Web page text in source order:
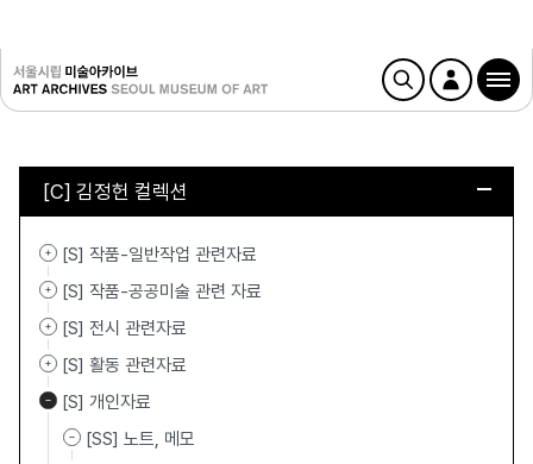
[C] 김정헌 컬렉션
[S] 작품-일반작업 관련자료
[S] 작품-공공미술 관련 자료
[S] 전시 관련자료
[S] 활동 관련자료
[S] 개인자료
[SS] 노트, 메모